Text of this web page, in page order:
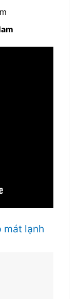
mát lạnh